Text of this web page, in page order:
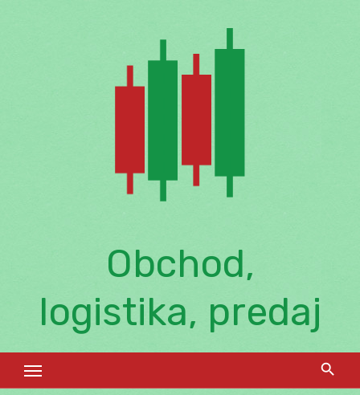
Obchod,
logistika, predaj